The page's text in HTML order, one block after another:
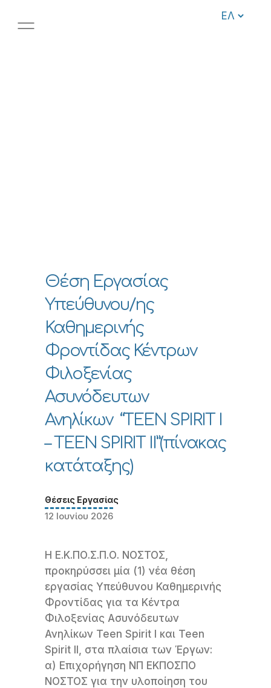
Θέση Εργασίας
Υπεύθυνου/ης
Καθημερινής
Φροντίδας Κέντρων
Φιλοξενίας
Ασυνόδευτων
Ανηλίκων “TEEN SPIRIT I
– TEEN SPIRIT II”(πίνακας
κατάταξης)
Θέσεις Εργασίας
12 Ιουνίου 2026
Η Ε.Κ.ΠΟ.Σ.Π.Ο. ΝΟΣΤΟΣ,
προκηρύσσει μία (1) νέα θέση
εργασίας Υπεύθυνου Καθημερινής
Φροντίδας για τα Κέντρα
Φιλοξενίας Ασυνόδευτων
Ανηλίκων Teen Spirit I και Teen
Spirit II, στα πλαίσια των Έργων:
α) Επιχορήγηση ΝΠ ΕΚΠΟΣΠΟ
ΝΟΣΤΟΣ για την υλοποίηση του